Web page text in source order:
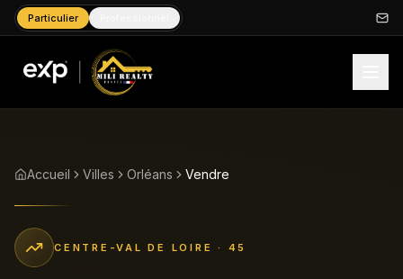
Particulier
Accueil Villes Orléans Vendre
CENTRE-VAL DE LOIRE · 45